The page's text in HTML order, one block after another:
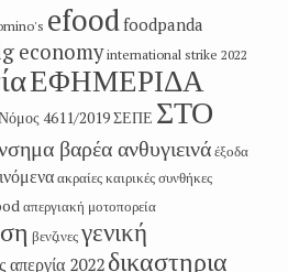
efoodfoodpanda
economy international strike 2022
ΕΦΗΜΕΡΙΔΑ
4611/2019ΣΕΠΕ ΣΤΟ
βαρέα ανθυγιεινάέξοδα
ακραίες καιρικές συνθήκες
απεργιακή μοτοπορεία
βενζινεςγενική
απεργία 2022 δικαστηρια